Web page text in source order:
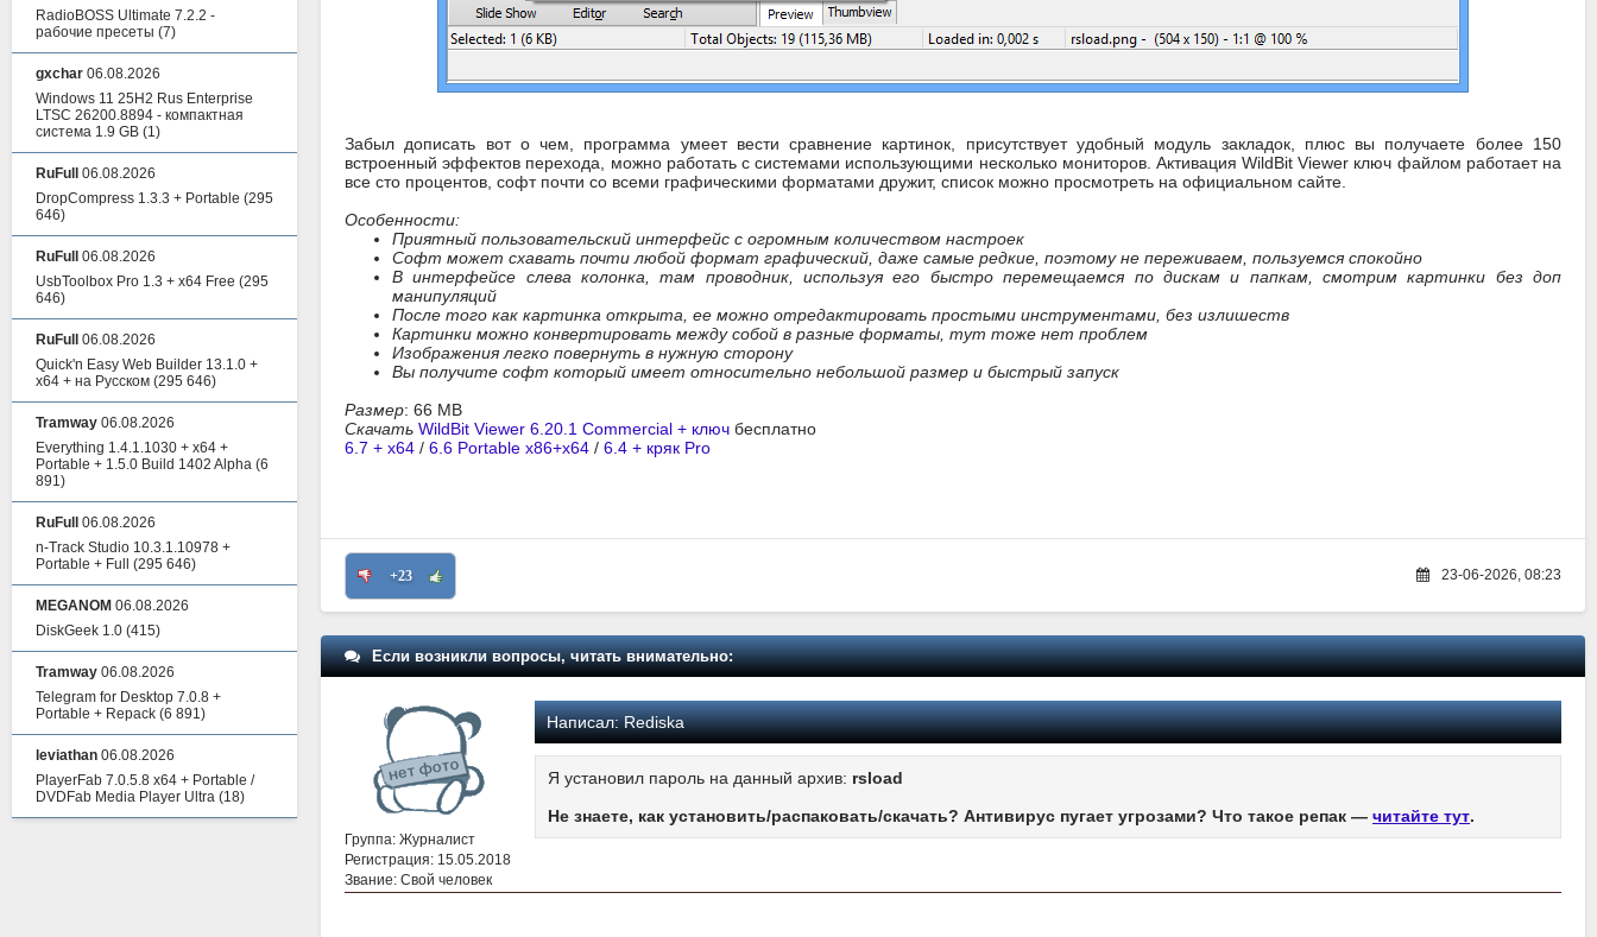
Забыл дописать вот о чем, программа умеет вести сравнение картинок, присутствует удобный модуль закладок, плюс вы получаете более 150
встроенный эффектов перехода, можно работать с системами использующими несколько мониторов. Активация WildBit Viewer ключ файлом работает на
все сто процентов, софт почти со всеми графическими форматами дружит, список можно просмотреть на официальном сайте.
Особенности:
Приятный пользовательский интерфейс с огромным количеством настроек
Софт может схавать почти любой формат графический, даже самые редкие, поэтому не переживаем, пользуемся спокойно
В интерфейсе слева колонка, там проводник, используя его быстро перемещаемся по дискам и папкам, смотрим картинки без доп
манипуляций
После того как картинка открыта, ее можно отредактировать простыми инструментами, без излишеств
Картинки можно конвертировать между собой в разные форматы, тут тоже нет проблем
Изображения легко повернуть в нужную сторону
Вы получите софт который имеет относительно небольшой размер и быстрый запуск
Размер: 66 MB
Скачать WildBit Viewer 6.20.1 Commercial + ключ бесплатно
6.7 + x64 / 6.6 Portable x86+x64 / 6.4 + кряк Pro
+23 23-06-2026, 08:23
Если возникли вопросы, читать внимательно:
Группа: Журналист
Регистрация: 15.05.2018
Звание: Свой человек
Написал:Rediska
Я установил пароль на данный архив: rsload
Не знаете, как установить/распаковать/скачать? Антивирус пугает угрозами? Что такое репак — читайте тут.
RadioBOSS Ultimate 7.2.2 -
рабочие пресеты (7)
gxchar 06.08.2026
Windows 11 25H2 Rus Enterprise
LTSC 26200.8894 - компактная
система 1.9 GB (1)
RuFull
06.08.2026
DropCompress 1.3.3 + Portable (295
646)
RuFull
06.08.2026
UsbToolbox Pro 1.3 + x64 Free (295
646)
RuFull
06.08.2026
Quick'n Easy Web Builder 13.1.0 +
x64 + на Русском (295 646)
Tramway 06.08.2026
Everything 1.4.1.1030 + x64 +
Portable + 1.5.0 Build 1402 Alpha (6
891)
RuFull
06.08.2026
n-Track Studio 10.3.1.10978 +
Portable + Full
(295 646)
MEGANOM 06.08.2026
DiskGeek 1.0 (415)
Tramway 06.08.2026
Telegram for Desktop 7.0.8 +
Portable + Repack (6 891)
leviathan 06.08.2026
PlayerFab 7.0.5.8 x64 + Portable /
DVDFab Media Player Ultra (18)